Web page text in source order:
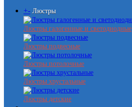
+- Люстры
Люстры галогенные и светодиодные
Люстры подвесные
Люстры потолочные
Люстры хрустальные
Люстры детские